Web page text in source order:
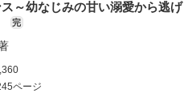
～幼なじみの甘い溺愛から逃げ
完
ページ